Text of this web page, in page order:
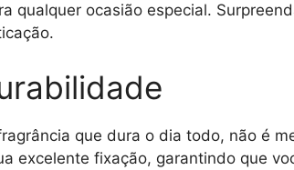
qualquer ocasião especial.
que dura o dia todo, não é
excelente fixação, garantindo que